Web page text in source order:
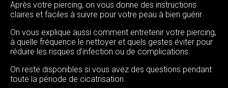
Après votre piercing, on vous donne des instructions
claires et faciles à suivre pour votre peau à bien guérir.
On vous explique aussi comment entretenir votre piercing,
à quelle fréquence le nettoyer et quels gestes éviter pour
réduire les risques d’infection ou de complications.
On reste disponibles si vous avez des questions pendant
toute la période de cicatrisation.